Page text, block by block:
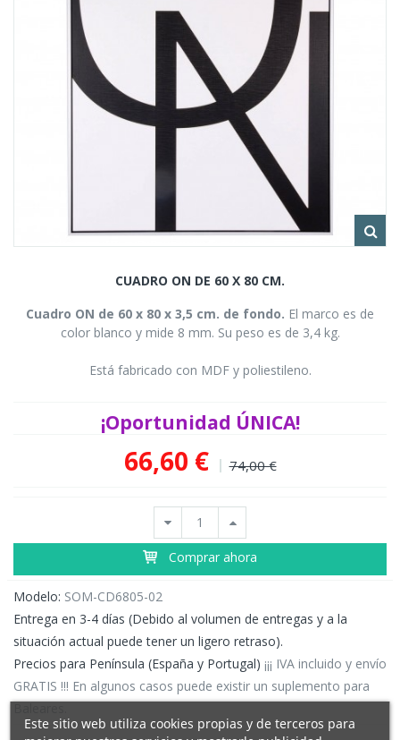
CUADRO ON DE 60 X 80 CM.
Cuadro ON de 60 x 80 x 3,5 cm. de fondo. El marco es de
color blanco y mide 8 mm. Su peso es de 3,4 kg.
Está fabricado con MDF y poliestileno.
¡Oportunidad ÚNICA!
66,60 € 74,00 €
Comprar ahora
Modelo: SOM-CD6805-02
Entrega en 3-4 días (Debido al volumen de entregas y a la
situación actual puede tener un ligero retraso).
Precios para Península (España y Portugal) ¡¡¡ IVA incluido y envío
GRATIS !!! En algunos casos puede existir un suplemento para
Este sitio web utiliza cookies propias y de terceros para